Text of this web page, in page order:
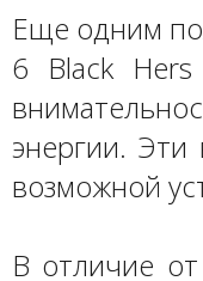
Еще одним
6 Black Hers
энергии. Эти
возможной
В отличие